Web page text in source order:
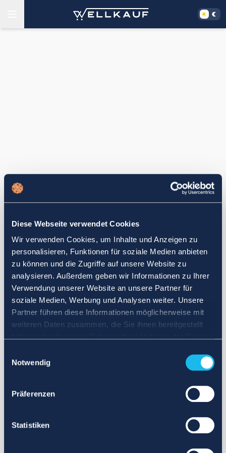
Diese Webseite verwendet Cookies
Wir verwenden Cookies, um Inhalte und Anzeigen zu
personalisieren, Funktionen für soziale Medien anbieten
zu können und die Zugriffe auf unsere Website zu
analysieren. Außerdem geben wir Informationen zu Ihrer
Verwendung unserer Website an unsere Partner für
soziale Medien, Werbung und Analysen weiter. Unsere
Partner führen diese Informationen möglicherweise mit
weiteren Daten zusammen, die Sie ihnen bereitgestellt
Notwendig
Präferenzen
Statistiken